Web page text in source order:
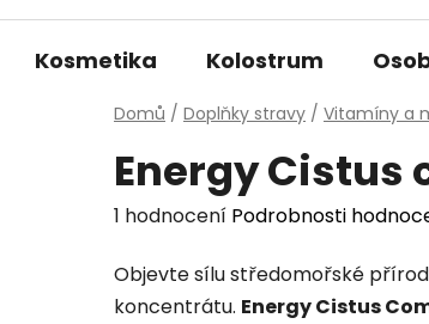
Kosmetika Kolostrum
Domů / Doplňky stravy / Vitamíny a
Energy Cistus
Průměrné
produktu
je
1 hodnocení Podrobnosti
Objevte sílu středomořské
koncentrátu. Energy Cistus